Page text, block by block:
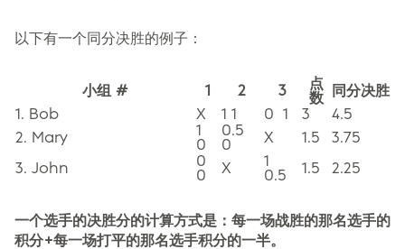
以下有一个同分决胜的例子：
小组 # 1 2 3
点
数
同分决胜
1. Bob
X 1 1 0 1 3
4.5
2. Mary
1
0
0.5
0
X 1.5 3.75
3. John
0
0
X
1
0.5
1.5 2.25
一个选手的决胜分的计算方式是：每一场战胜的那名选手的
积分+每一场打平的那名选手积分的一半。